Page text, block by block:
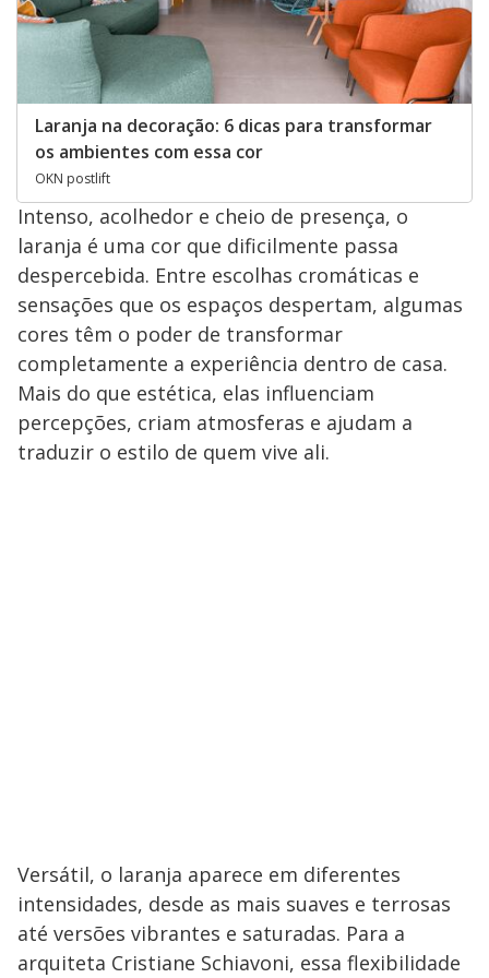
Laranja na decoração: 6 dicas para transformar
os ambientes com essa cor
OKN postlift
Intenso, acolhedor e cheio de presença, o
laranja é uma cor que dificilmente passa
despercebida. Entre escolhas cromáticas e
sensações que os espaços despertam, algumas
cores têm o poder de transformar
completamente a experiência dentro de casa.
Mais do que estética, elas influenciam
percepções, criam atmosferas e ajudam a
traduzir o estilo de quem vive ali.
Versátil, o laranja aparece em diferentes
intensidades, desde as mais suaves e terrosas
até versões vibrantes e saturadas. Para a
arquiteta Cristiane Schiavoni, essa flexibilidade